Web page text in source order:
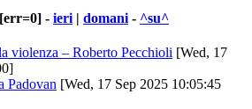
[err=0] - ieri | domani - ^su^
violenza – Roberto Pecchioli [Wed, 17
Padovan [Wed, 17 Sep 2025 10:05:45